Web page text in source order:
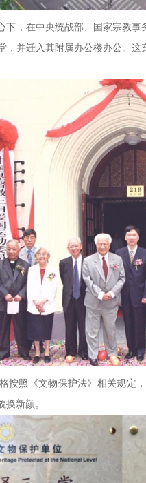
下，在中央统战部、国家宗教
，并迁入其附属办公楼办公。
按照《文物保护法》相关规定
新颜。